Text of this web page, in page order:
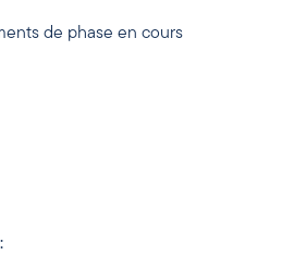
de phase en cours